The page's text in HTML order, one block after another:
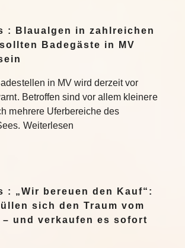
: Blaualgen in zahlreichen
Badegäste in MV
in MV wird derzeit vor
Betroffen sind vor allem kleinere
mehrere Uferbereiche des
Weiterlesen
: „Wir bereuen den Kauf“:
sich den Traum vom
– und verkaufen es sofort